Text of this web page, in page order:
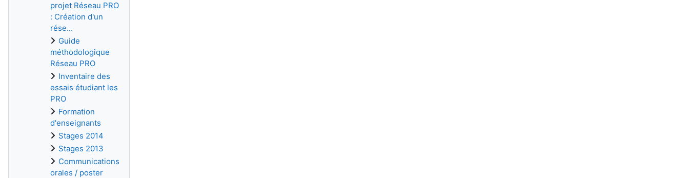
projet Réseau PRO
: Création d'un
rése...
Guide
méthodologique
Réseau PRO
Inventaire des
essais étudiant les
PRO
Formation
d'enseignants
Stages 2014
Stages 2013
Communications
orales / poster